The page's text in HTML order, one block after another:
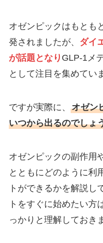
オゼンピックはもとも
発されましたが、 ダイ
が話題となり GLP-1メ
として注目を集めてい
ですが実際に、 オゼン
いつから出るのでしょ
オゼンピックの副作用
とともにどのように利
トができるかを解説し
トをすぐに始めたい方
っかりと理解しておき